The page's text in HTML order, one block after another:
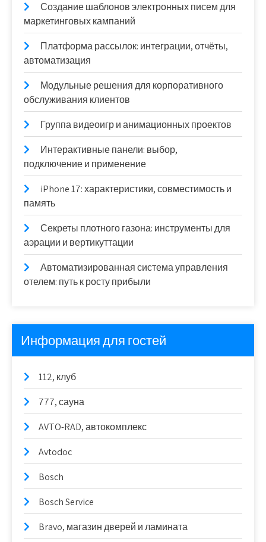
Создание шаблонов электронных писем для
маркетинговых кампаний
Платформа рассылок: интеграции, отчёты,
автоматизация
Модульные решения для корпоративного
обслуживания клиентов
Группа видеоигр и анимационных проектов
Интерактивные панели: выбор,
подключение и применение
iPhone 17: характеристики, совместимость и
память
Секреты плотного газона: инструменты для
аэрации и вертикуттации
Автоматизированная система управления
отелем: путь к росту прибыли
Информация для гостей
112, клуб
777, сауна
AVTO-RAD, автокомплекс
Avtodoc
Bosch
Bosch Service
Bravo, магазин дверей и ламината